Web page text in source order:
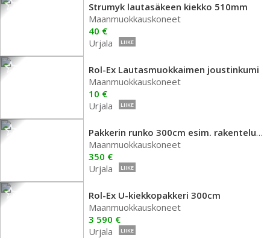
Strumyk lautasäkeen kiekko 510mm
Maanmuokkauskoneet
40 €
Urjala
LIIKE
Rol-Ex Lautasmuokkaimen joustinkumi
Maanmuokkauskoneet
10 €
Urjala
LIIKE
Pakkerin runko 300cm esim. rakenteluun
Maanmuokkauskoneet
350 €
Urjala
LIIKE
Rol-Ex U-kiekkopakkeri 300cm
Maanmuokkauskoneet
3 590 €
Urjala
LIIKE